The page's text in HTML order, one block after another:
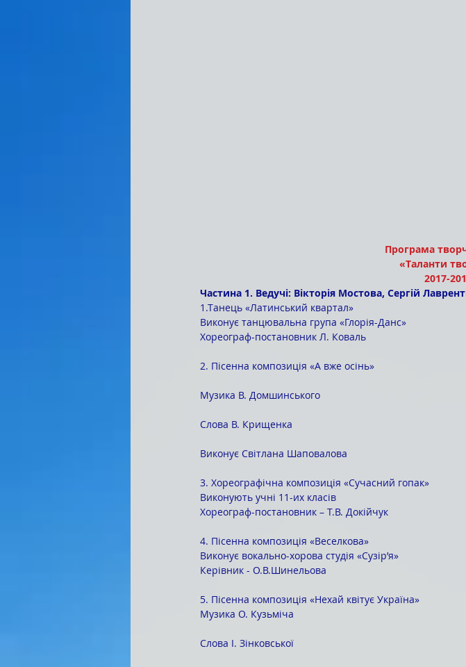
Програма
«Таланти
2017-
Частина 1. Ведучі: Вікторія Мостова, Сергій
1.Танець «Латинський квартал»
Виконує танцювальна група «Глорія-Данс»
Хореограф-постановник Л. Коваль
2. Пісенна композиція «А вже осінь»
Музика В. Домшинського
Слова В. Крищенка
Виконує Світлана Шаповалова
3. Хореографічна композиція «Сучасний гопак»
Виконують учні 11-их класів
Хореограф-постановник – Т.В. Докійчук
4. Пісенна композиція «Веселкова»
Виконує вокально-хорова студія «Сузір’я»
Керівник - О.В.Шинельова
5. Пісенна композиція «Нехай квітує Україна»
Музика О. Кузьміча
Слова І. Зінковської